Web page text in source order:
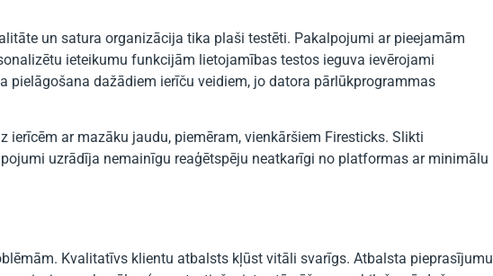
un satura organizācija tika plaši testēti. Pakalpojumi ar pieejamām
ieteikumu funkcijām lietojamības testos ieguva ievērojami
dažādiem ierīču veidiem, jo ​​datora pārlūkprogrammas
ar mazāku jaudu, piemēram, vienkāršiem Firesticks. Slikti
uzrādīja nemainīgu reaģētspēju neatkarīgi no platformas ar minimālu
Kvalitatīvs klientu atbalsts kļūst vitāli svarīgs. Atbalsta pieprasījumu